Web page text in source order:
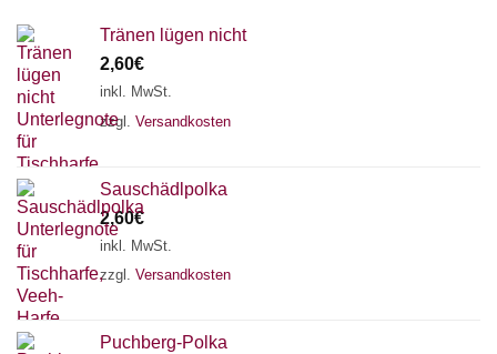
Tränen lügen nicht
2,60€
inkl. MwSt.
zzgl. Versandkosten
Sauschädlpolka
2,60€
inkl. MwSt.
zzgl. Versandkosten
Puchberg-Polka